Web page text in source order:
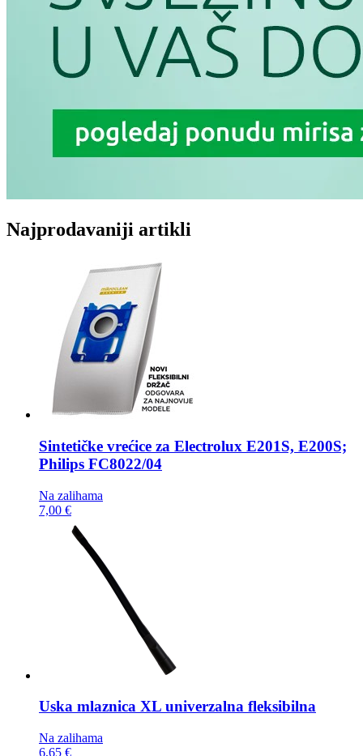
Najprodavaniji artikli
Sintetičke vrećice za Electrolux E201S, E200S;
Philips FC8022/04
Na zalihama
7,00 €
Uska mlaznica XL univerzalna fleksibilna
Na zalihama
6,65 €